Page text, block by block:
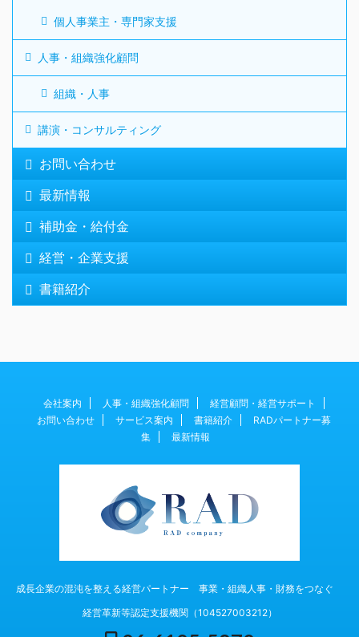
個人事業主・専門家支援
人事・組織強化顧問
組織・人事
講演・コンサルティング
お問い合わせ
最新情報
補助金・給付金
経営・企業支援
書籍紹介
会社案内 人事・組織強化顧問
経営顧問・経営サポート
お問い合わせ
サービス案内 書籍紹介
RADパートナー募
集
最新情報
成長企業の混沌を整える経営パートナー 事業・組織人事・財務をつなぐ
経営革新等認定支援機関（104527003212）